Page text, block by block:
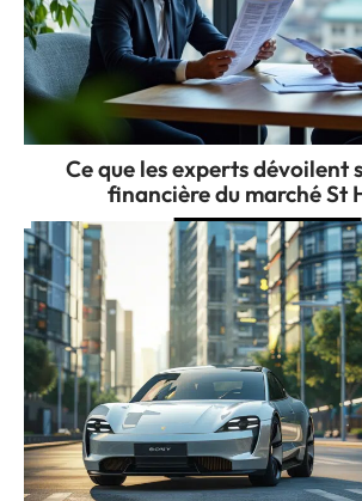
Ce que les experts dévoilent
financière du marché St